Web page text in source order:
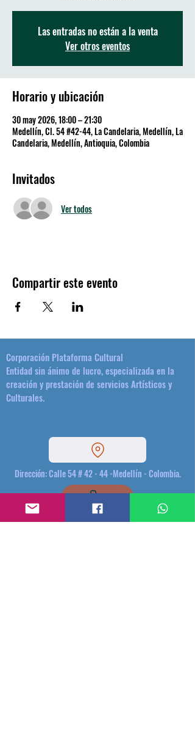
Las entradas no están a la venta
Ver otros eventos
Horario y ubicación
30 may 2026, 18:00 – 21:30
Medellín, Cl. 54 #42-44, La Candelaria, Medellín, La
Candelaria, Medellín, Antioquia, Colombia
Invitados
Ver todos
Compartir este evento
Corporación Plataforma Cultural
Entidad sin ánimo de lucro, especializada en la
creación y prestación de servicios Artísticos y
Culturales.
Dirección: Calle 54 # 42 - 44 -Medellín - Colombia.